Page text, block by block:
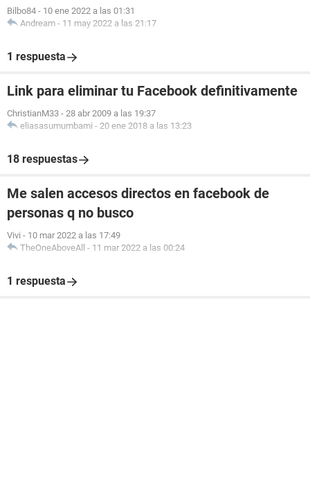
Bilbo84 - 10 ene 2022 a las 01:31
Andream - 11 may 2022 a las 21:17
1 respuesta
Link para eliminar tu Facebook definitivamente
ChristianM33 - 28 abr 2009 a las 19:37
eliasasumumbami - 20 ene 2018 a las 13:23
18 respuestas
Me salen accesos directos en facebook de
personas q no busco
Vivi - 10 mar 2022 a las 17:49
TheOneAboveAll - 11 mar 2022 a las 00:24
1 respuesta